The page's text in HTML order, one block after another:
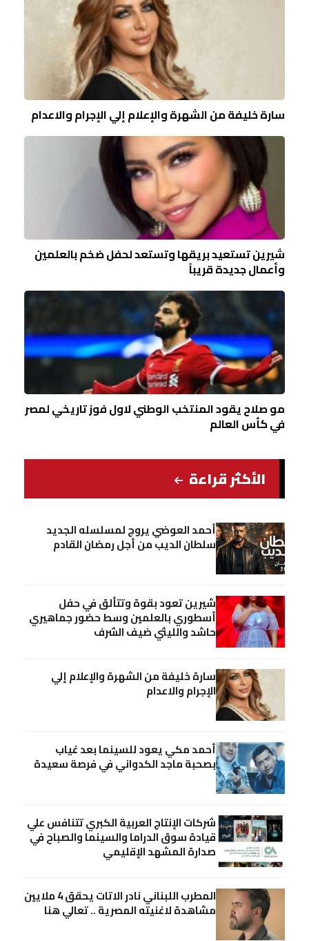
سارة خليفة من الشهرة والإعلام إلي الإجرام والاعدام
شيرين تستعيد بريقها وتستعد لحفل ضخم بالعلمين
وأعمال جديدة قريباً
مو صلاح يقود المنتخب الوطني لاول فوز تاريخي لمصر
في كأس العالم
الأكثر قراءة
أحمد العوضي يروج لمسلسله الجديد
سلطان الديب من أجل رمضان القادم
شيرين تعود بقوة وتتألق في حفل
أسطوري بالعلمين وسط حضور جماهيري
حاشد والليثي ضيف الشرف
سارة خليفة من الشهرة والإعلام إلي
الإجرام والاعدام
أحمد مكي يعود للسينما بعد غياب
بصحبة ماجد الكدواني في فرصة سعيدة
شركات الإنتاج العربية الكبري تتنافس علي
قيادة سوق الدراما والسينما والصباح في
صدارة المشهد الإقليمي
المطرب اللبناني نادر الاتات يحقق 4 ملايين
مشاهدة لاغنيته المصرية .. تعالي هنا